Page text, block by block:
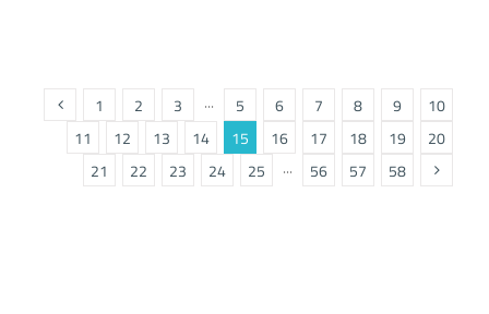
1 2 3 ··· 5 6 7 8 9
10
11
12 13 14 15 16 17 18 19
20
21
22 23 24 25 ··· 56 57 58